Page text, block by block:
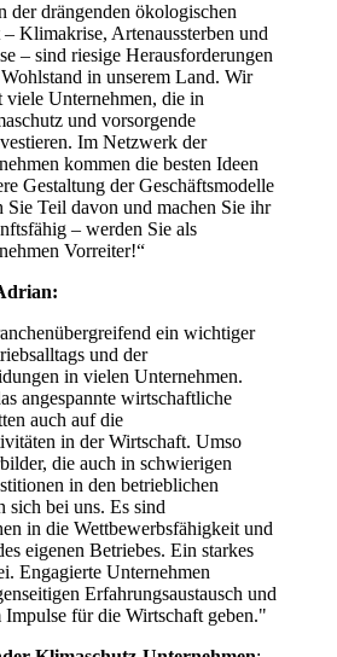
der drängenden ökologischen
Klimakrise, Artenaussterben und
– sind riesige Herausforderungen
in unserem Land. Wir
viele Unternehmen, die in
und vorsorgende
Im Netzwerk der
kommen die besten Ideen
Gestaltung der Geschäftsmodelle
Sie Teil davon und machen Sie ihr
– werden Sie als
Vorreiter!“
ein wichtiger
und der
in vielen Unternehmen.
angespannte wirtschaftliche
auch auf die
in der Wirtschaft. Umso
die auch in schwierigen
in den betrieblichen
sich bei uns. Es sind
in die Wettbewerbsfähigkeit und
eigenen Betriebes. Ein starkes
Engagierte Unternehmen
Erfahrungsaustausch und
Impulse für die Wirtschaft geben."